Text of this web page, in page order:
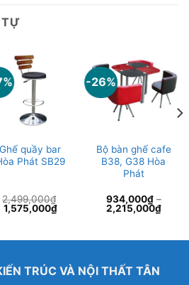
TỰ
Ghế quầy bar
Phát SB29
2,499,000₫
Giá
gốc
1,575,000₫Giá
hiện
-26%
Bộ bàn ghế cafe
B38, G38 Hòa
Phát
934,000₫–
2,215,000₫
TRÚC VÀ NỘI THẤT TÂN